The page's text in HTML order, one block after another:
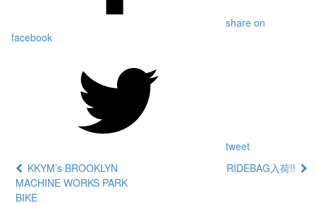
share on
facebook
tweet
KKYM’s BROOKLYN
MACHINE WORKS PARK
BIKE
RIDEBAG入荷!!